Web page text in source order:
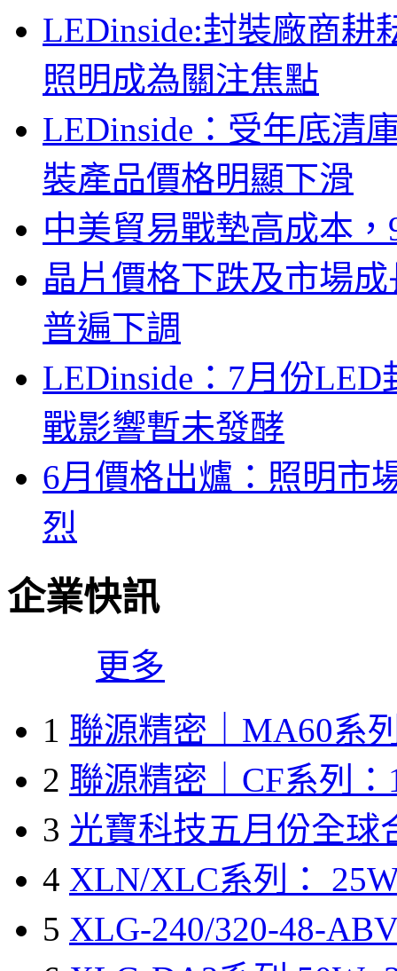
LEDinside:封裝廠商耕
照明成為關注焦點
LEDinside：受年底清
裝產品價格明顯下滑
中美貿易戰墊高成本
晶片價格下跌及市場
普遍下調
LEDinside：7月份
戰影響暫未發酵
6月價格出爐：照明市
烈
企業快訊
更多
1 聯源精密｜MA60系
2 聯源精密｜CF系列：
3 光寶科技五月份全球
4 XLN/XLC系列：
5 XLG-240/320-48-